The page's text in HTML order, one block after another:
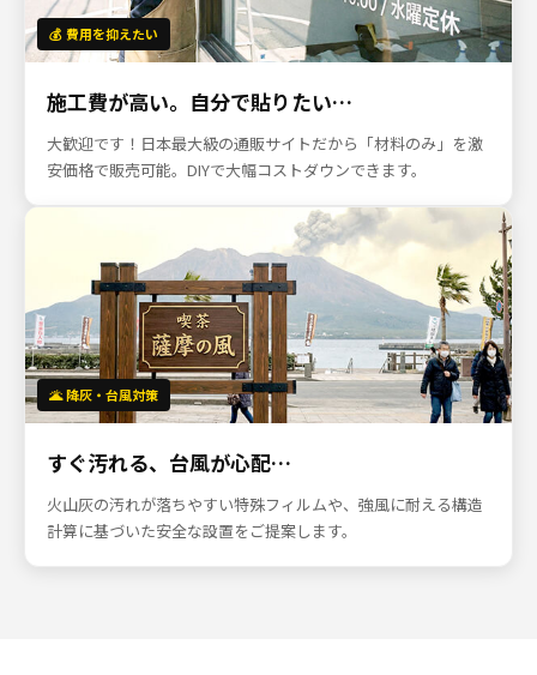
💰 費用を抑えたい
施工費が高い。自分で貼りたい…
大歓迎です！日本最大級の通販サイトだから「材料のみ」を激
安価格で販売可能。DIYで大幅コストダウンできます。
🌋 降灰・台風対策
すぐ汚れる、台風が心配…
火山灰の汚れが落ちやすい特殊フィルムや、強風に耐える構造
計算に基づいた安全な設置をご提案します。